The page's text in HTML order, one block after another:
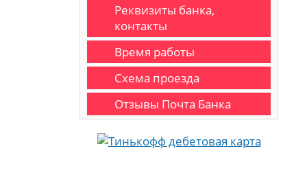
Реквизиты банка,
контакты
Время работы
Схема проезда
Отзывы Почта Банка